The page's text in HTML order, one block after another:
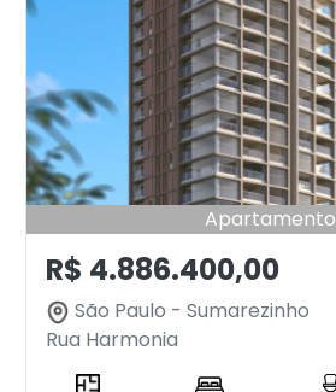
Apartamento
R$ 4.886.400,00
São Paulo - Sumarezinho
Rua Harmonia